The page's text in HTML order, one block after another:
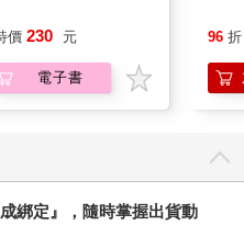
價 230 元
電子書
96 折
綁定』，隨時掌握出貨動